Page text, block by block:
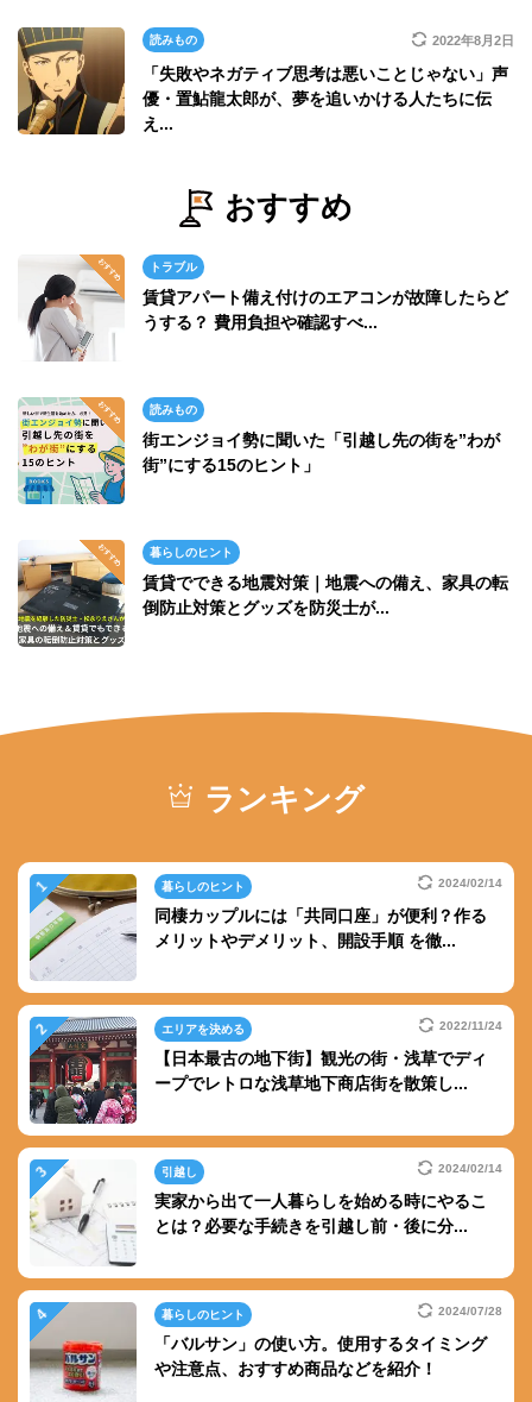
読みもの 2022年8月2日
「失敗やネガティブ思考は悪いことじゃない」声
優・置鮎龍太郎が、夢を追いかける人たちに伝
え...
おすすめ
トラブル
賃貸アパート備え付けのエアコンが故障したらど
うする？ 費用負担や確認すべ...
読みもの
街エンジョイ勢に聞いた「引越し先の街を”わが
街”にする15のヒント」
暮らしのヒント
賃貸でできる地震対策｜地震への備え、家具の転
倒防止対策とグッズを防災士が...
ランキング
暮らしのヒント 2024/02/14
同棲カップルには「共同口座」が便利？作る
メリットやデメリット、開設手順 を徹...
エリアを決める 2022/11/24
【日本最古の地下街】観光の街・浅草でディ
ープでレトロな浅草地下商店街を散策し...
引越し 2024/02/14
実家から出て一人暮らしを始める時にやるこ
とは？必要な手続きを引越し前・後に分...
暮らしのヒント 2024/07/28
「バルサン」の使い方。使用するタイミング
や注意点、おすすめ商品などを紹介！